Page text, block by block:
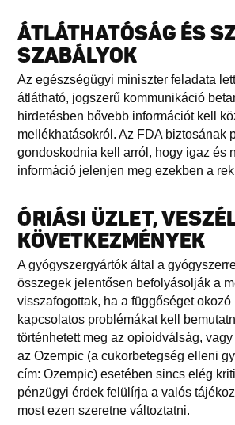
ÁTLÁTHATÓSÁG ÉS
SZABÁLYOK
Az egészségügyi miniszter feladata
átlátható, jogszerű kommunikáció
hirdetésben bővebb információt kell
mellékhatásokról. Az FDA biztosának
gondoskodnia kell arról, hogy igaz és
információ jelenjen meg ezekben a
ÓRIÁSI ÜZLET,
KÖVETKEZMÉNYEK
A gyógyszergyártók által a
összegek jelentősen befolyásolják a
visszafogottak, ha a függőséget okozó
kapcsolatos problémákat kell
történhetett meg az opioidválság,
az Ozempic (a cukorbetegség elleni
cím: Ozempic) esetében sincs elég
pénzügyi érdek felülírja a valós
most ezen szeretne változtatni.